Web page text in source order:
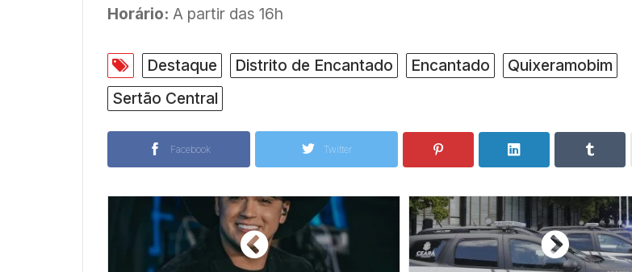
Horário: A partir das 16h
Destaque Distrito de Encantado Encantado
Quixeramobim
Sertão Central
Facebook Twitter